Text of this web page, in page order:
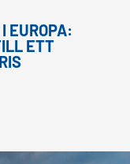
EUROPA:
ETT